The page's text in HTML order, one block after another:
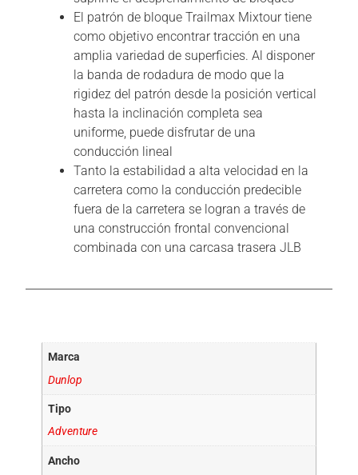
El patrón de bloque Trailmax Mixtour tiene
como objetivo encontrar tracción en una
amplia variedad de superficies. Al disponer
la banda de rodadura de modo que la
rigidez del patrón desde la posición vertical
hasta la inclinación completa sea
uniforme, puede disfrutar de una
conducción lineal
Tanto la estabilidad a alta velocidad en la
carretera como la conducción predecible
fuera de la carretera se logran a través de
una construcción frontal convencional
combinada con una carcasa trasera JLB
Marca
Dunlop
Tipo
Adventure
Ancho